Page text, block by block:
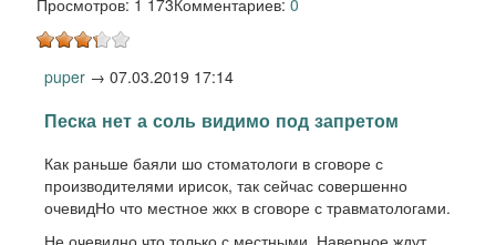
puper → 07.03.2019 17:14
Песка нет а соль видимо под запретом
Как раньше баяли шо стоматологи в сговоре с
производителями ирисок, так сейчас совершенно
очевидНо что местное жкх в сговоре с травматологами.